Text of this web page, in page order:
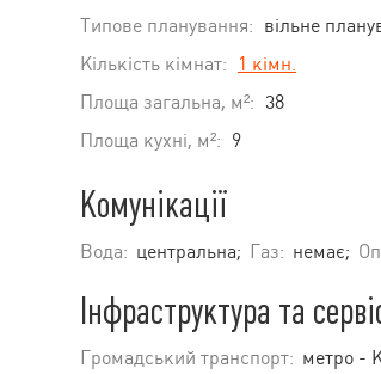
Типове планування: вільне
Кількість кімнат:
1 кімн.
Площа загальна, м²: 38
Площа кухні, м²: 9
Комунікації
Вода: центральна; Газ: немає;
Інфраструктура та
Громадський транспорт: метро -